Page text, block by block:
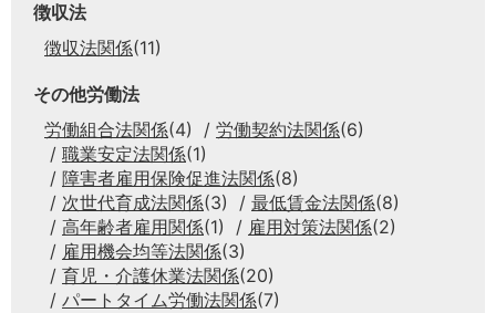
徴収法
徴収法関係(11)
その他労働法
労働組合法関係(4) 労働契約法関係(6)
職業安定法関係(1)
障害者雇用保険促進法関係(8)
次世代育成法関係(3) 最低賃金法関係(8)
高年齢者雇用関係(1) 雇用対策法関係(2)
雇用機会均等法関係(3)
育児・介護休業法関係(20)
パートタイム労働法関係(7)